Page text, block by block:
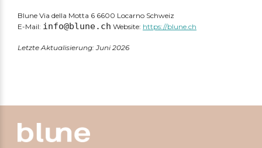
Blune Via della Motta 6 6600 Locarno Schweiz
E-Mail: info@blune.ch Website: https://blune.ch
Letzte Aktualisierung: Juni 2026